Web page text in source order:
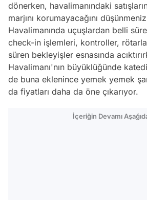
dönerken, havalimanındaki
marjını korumayacağını
Havalimanında uçuşlardan belli
check-in işlemleri, kontroller,
süren bekleyişler esnasında
Havalimanı'nın büyüklüğünde
de buna eklenince yemek yemek
da fiyatları daha da öne çıkarıyor.
İçeriğin Devamı